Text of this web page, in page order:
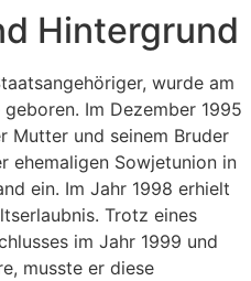
Hintergrund
wurde am
Im Dezember 1995
Mutter und seinem Bruder
ehemaligen Sowjetunion in
ein. Im Jahr 1998 erhielt
Trotz eines
im Jahr 1999 und
musste er diese